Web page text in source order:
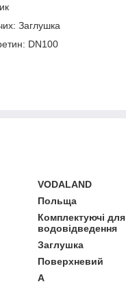
Заглушка
DN100
VODALAND
Польща
Комплектуючі для
водовідведення
Заглушка
Поверхневий
А